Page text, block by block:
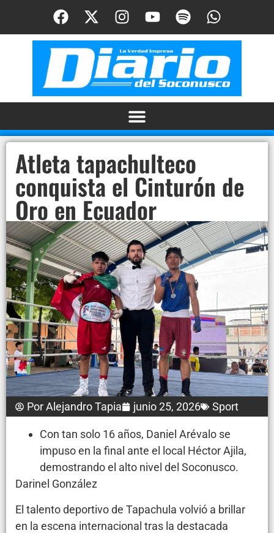
Atleta tapachulteco
conquista el Cinturón de
Oro en Ecuador
PorAlejandro Tapia junio 25, 2026 Sport
Con tan solo 16 años, Daniel Arévalo se
impuso en la final ante el local Héctor Ajila,
demostrando el alto nivel del Soconusco.
Darinel González
El talento deportivo de Tapachula volvió a brillar
en la escena internacional tras la destacada